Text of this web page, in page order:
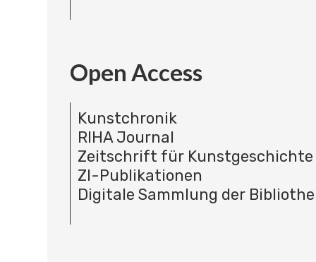
Open Access
Kunstchronik
RIHA Journal
Zeitschrift für Kunstgeschichte
ZI-Publikationen
Digitale Sammlung der